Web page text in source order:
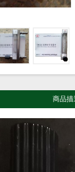
商品描